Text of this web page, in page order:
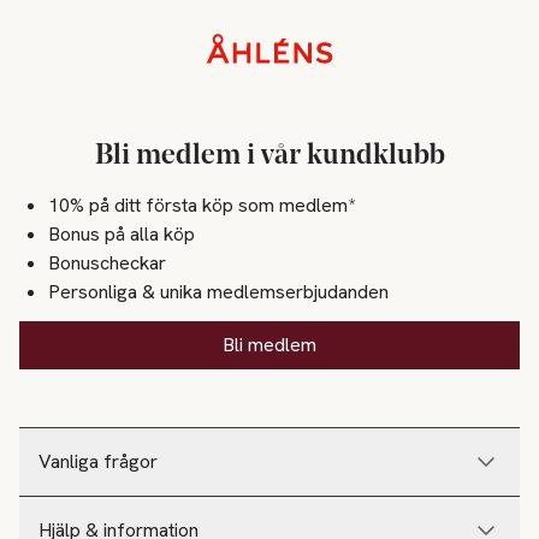
Vanliga frågor
Hjälp & information
Bli medlem i vår kundklubb
10% på ditt första köp som medlem*
Bonus på alla köp
Bonuscheckar
Personliga & unika medlemserbjudanden
Bli medlem